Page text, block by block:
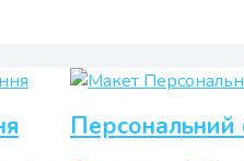
Персональний